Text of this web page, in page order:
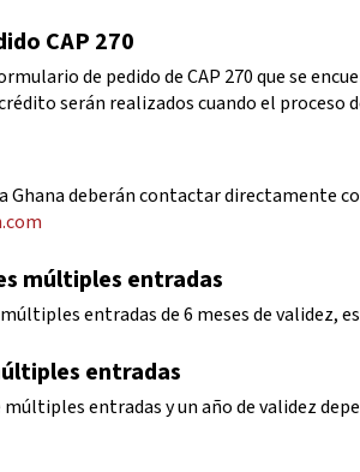
CAP 270
de pedido de CAP 270 que se
serán realizados cuando el proceso
Ghana deberán contactar
múltiples entradas
entradas de 6 meses de validez,
entradas
múltiples entradas y un año de validez